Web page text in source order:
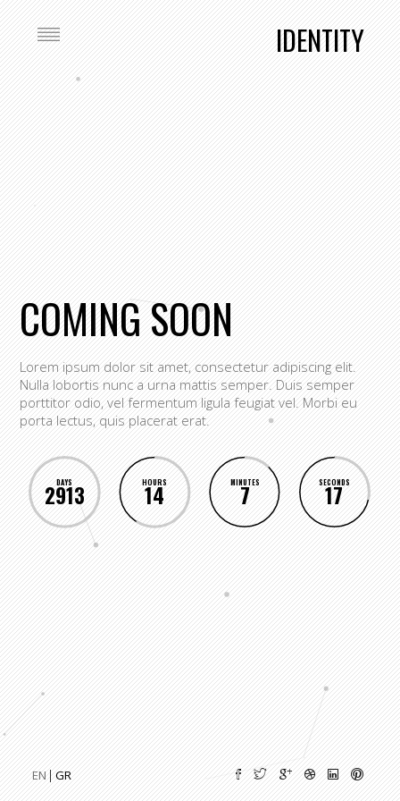
IDENTITY
EN GR
COMING SOON
Lorem ipsum dolor sit amet, consectetur adipiscing elit.
Nulla lobortis nunc a urna mattis semper. Duis semper
porttitor odio, vel fermentum ligula feugiat vel. Morbi eu
porta lectus, quis placerat erat.
DAYS
2913 HOURS
14 MINUTES
7 SECONDS
17